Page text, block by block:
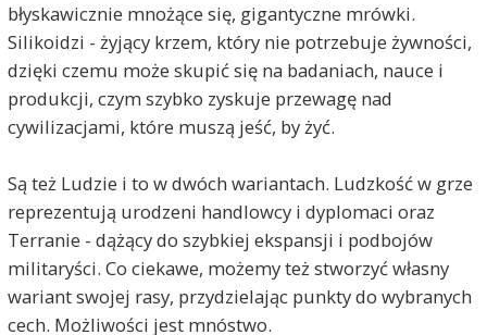
błyskawicznie mnożące się, gigantyczne mrówki.
Silikoidzi - żyjący krzem, który nie potrzebuje żywności,
dzięki czemu może skupić się na badaniach, nauce i
produkcji, czym szybko zyskuje przewagę nad
cywilizacjami, które muszą jeść, by żyć.
Są też Ludzie i to w dwóch wariantach. Ludzkość w grze
reprezentują urodzeni handlowcy i dyplomaci oraz
Terranie - dążący do szybkiej ekspansji i podbojów
militaryści. Co ciekawe, możemy też stworzyć własny
wariant swojej rasy, przydzielając punkty do wybranych
cech. Możliwości jest mnóstwo.